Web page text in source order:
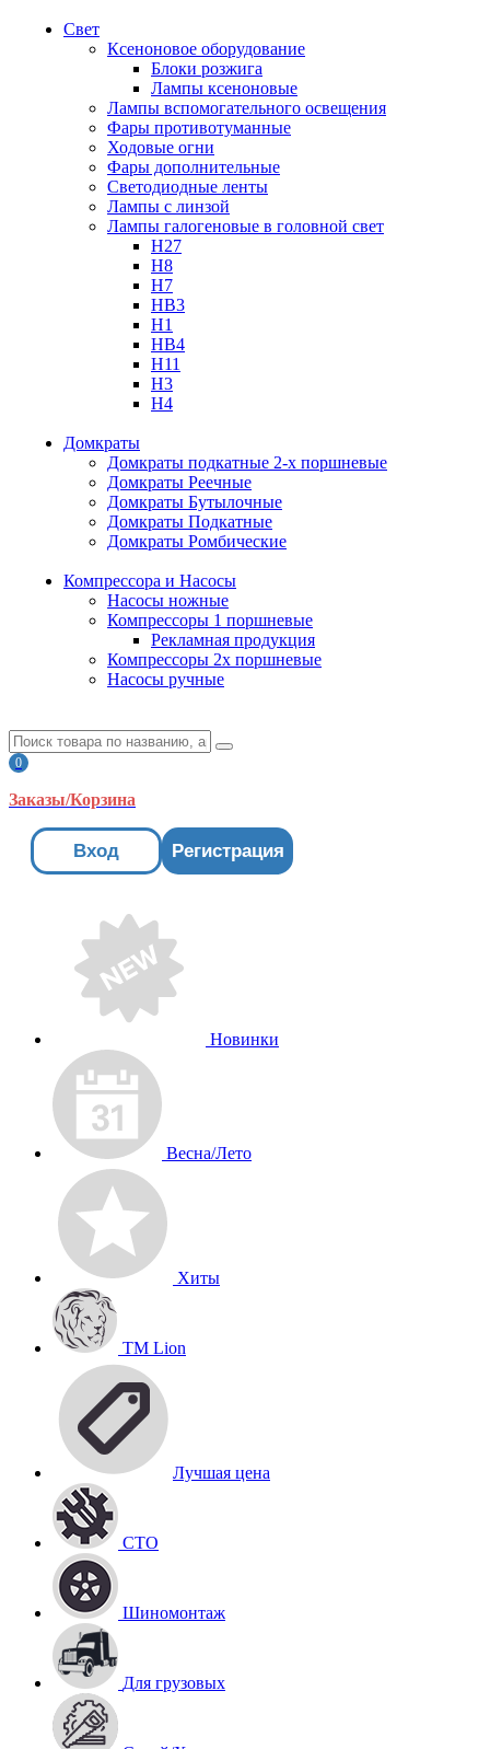
Свет
Ксеноновое оборудование
Блоки розжига
Лампы ксеноновые
Лампы вспомогательного освещения
Фары противотуманные
Ходовые огни
Фары дополнительные
Светодиодные ленты
Лампы с линзой
Лампы галогеновые в головной свет
H27
H8
H7
HB3
H1
HB4
H11
H3
H4
Домкраты
Домкраты подкатные 2-х поршневые
Домкраты Реечные
Домкраты Бутылочные
Домкраты Подкатные
Домкраты Ромбические
Компрессора и Насосы
Насосы ножные
Компрессоры 1 поршневые
Рекламная продукция
Компрессоры 2х поршневые
Насосы ручные
0
Заказы/Корзина
Вход Регистрация
Новинки
Весна/Лето
Хиты
TM Lion
Лучшая цена
СТО
Шиномонтаж
Для грузовых